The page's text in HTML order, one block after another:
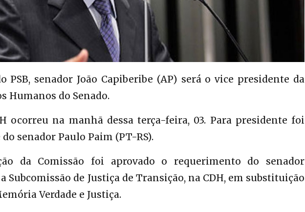
PSB, senador João Capiberibe (AP) será o vice presidente da
Humanos do Senado.
ocorreu na manhã dessa terça-feira, 03. Para presidente foi
senador Paulo Paim (PT-RS).
da Comissão foi aprovado o requerimento do senador
Subcomissão de Justiça de Transição, na CDH, em substituição
Verdade e Justiça.